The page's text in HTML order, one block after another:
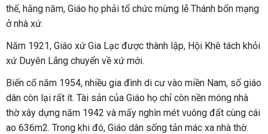
thế, hằng năm, Giáo họ phải tổ chức mừng lễ Thánh bổn mạng
ở nhà xứ.
Năm 1921, Giáo xứ Gia Lạc được thành lập, Hội Khê tách khỏi
xứ Duyên Lãng chuyển về xứ mới.
Biến cố năm 1954, nhiều gia đình di cư vào miền Nam, số giáo
dân còn lại rất ít. Tài sản của Giáo họ chỉ còn nền móng nhà
thờ xây dựng năm 1942 và mấy nghìn mét vuông đất cùng cái
ao 636m2. Trong khi đó, Giáo dân sống tản mác xa nhà thờ.